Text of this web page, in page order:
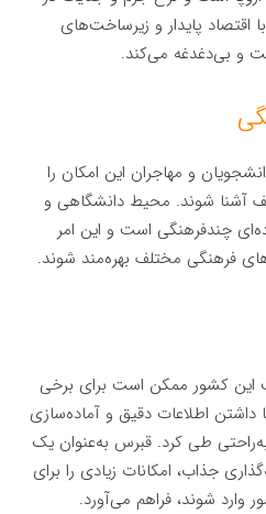
اقتصاد پایدار و زیرساخت‌های
و بی‌دغدغه می‌کند.
و مهاجران این امکان را
آشنا شوند. محیط دانشگاهی و
چندفرهنگی است و این امر
فرهنگی مختلف بهره‌مند شوند.
این کشور ممکن است برای برخی
داشتن اطلاعات دقیق و آماده‌سازی
طی کرد. قبرس به‌عنوان یک
جذاب، امکانات زیادی را برای
وارد شوند، فراهم می‌آورد.